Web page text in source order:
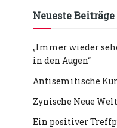
Neueste Beiträge
„Immer wieder
in den Augen“
Antisemitische
Zynische Neue Welt
Ein positiver